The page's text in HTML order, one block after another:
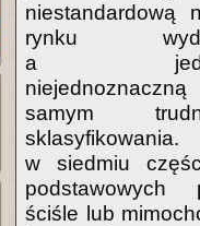
niestandardową
rynku
a
samym
w siedmiu
podstawowych
ściśle lub